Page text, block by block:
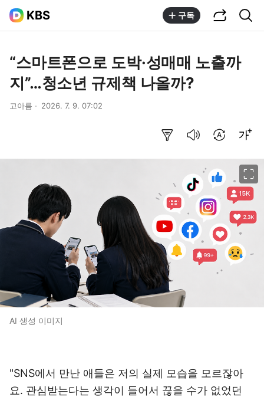
KBS 구독
“스마트폰으로 도박·성매매 노출까
지”…청소년 규제책 나올까?
고아름 2026. 7. 9. 07:02
AI 생성 이미지
"SNS에서 만난 애들은 저의 실제 모습을 모르잖아
요. 관심받는다는 생각이 들어서 끊을 수가 없었던